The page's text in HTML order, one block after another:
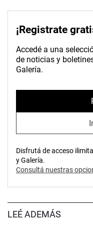
¡Registrate
Accedé a una
de noticias y
Galería.
Disfrutá de acceso
y Galería.
Consultá nuestras
LEÉ ADEMÁS